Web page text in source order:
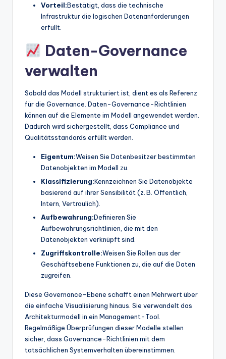
Vorteil:Bestätigt, dass die technische
Infrastruktur die logischen Datenanforderungen
erfüllt.
Daten-Governance
verwalten
Sobald das Modell strukturiert ist, dient es als Referenz
für die Governance. Daten-Governance-Richtlinien
können auf die Elemente im Modell angewendet werden.
Dadurch wird sichergestellt, dass Compliance und
Qualitätsstandards erfüllt werden.
Eigentum:Weisen Sie Datenbesitzer bestimmten
Datenobjekten im Modell zu.
Klassifizierung:Kennzeichnen Sie Datenobjekte
basierend auf ihrer Sensibilität (z. B. Öffentlich,
Intern, Vertraulich).
Aufbewahrung:Definieren Sie
Aufbewahrungsrichtlinien, die mit den
Datenobjekten verknüpft sind.
Zugriffskontrolle:Weisen Sie Rollen aus der
Geschäftsebene Funktionen zu, die auf die Daten
zugreifen.
Diese Governance-Ebene schafft einen Mehrwert über
die einfache Visualisierung hinaus. Sie verwandelt das
Architekturmodell in ein Management-Tool.
Regelmäßige Überprüfungen dieser Modelle stellen
sicher, dass Governance-Richtlinien mit dem
tatsächlichen Systemverhalten übereinstimmen.